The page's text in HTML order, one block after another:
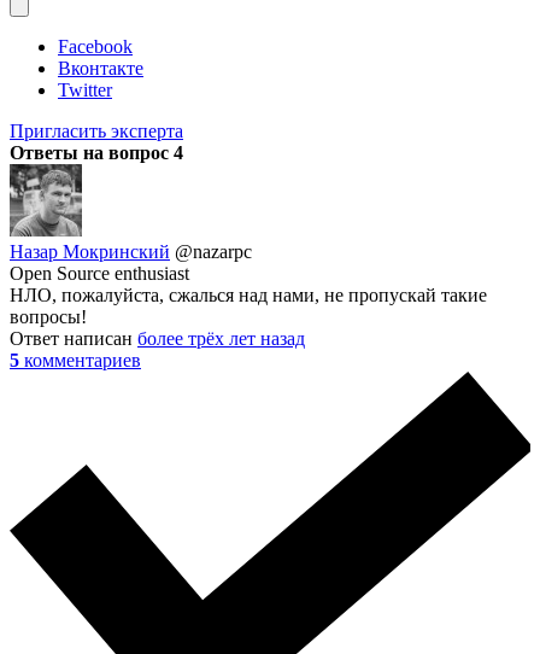
Facebook
Вконтакте
Twitter
Пригласить эксперта
Ответы на вопрос 4
Назар Мокринский @nazarpc
Open Source enthusiast
НЛО, пожалуйста, сжалься над нами, не пропускай такие
вопросы!
Ответ написан более трёх лет назад
5 комментариев